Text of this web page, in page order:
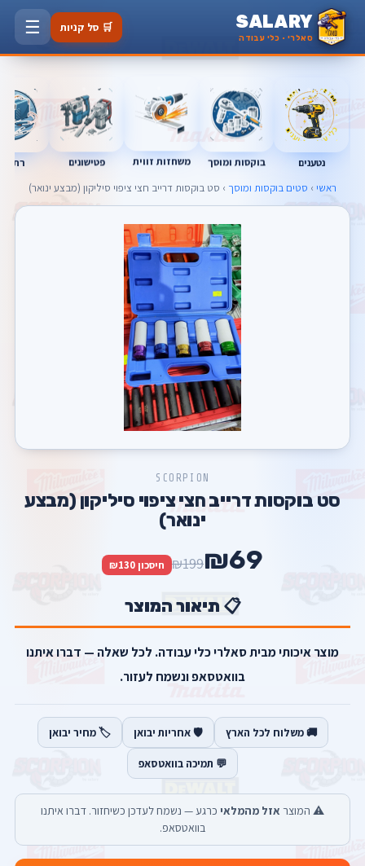
SALARY
סאלרי · כלי עבודה
🛒 סל קניות ☰
נטענים בוקסות ומוסך משחזות זווית פטישונים
ראשי › סטים בוקסות ומוסך › סט בוקסות דרייב חצי ציפוי סיליקון (מבצע ינואר)
SCORPION
סט בוקסות דרייב חצי ציפוי סיליקון (מבצע
ינואר)
₪69
₪199 חיסכון ₪130
📋 תיאור המוצר
מוצר איכותי מבית סאלרי כלי עבודה. לכל שאלה — דברו איתנו
בוואטסאפ ונשמח לעזור.
🚚 משלוח לכל הארץ 🛡️ אחריות יבואן 🏷️ מחיר יבואן
💬 תמיכה בוואטסאפ
⚠️ המוצר אזל מהמלאי כרגע — נשמח לעדכן כשיחזור. דברו איתנו
בוואטסאפ.